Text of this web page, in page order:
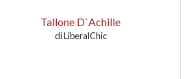
Tallone D`Achille
diLiberalChic